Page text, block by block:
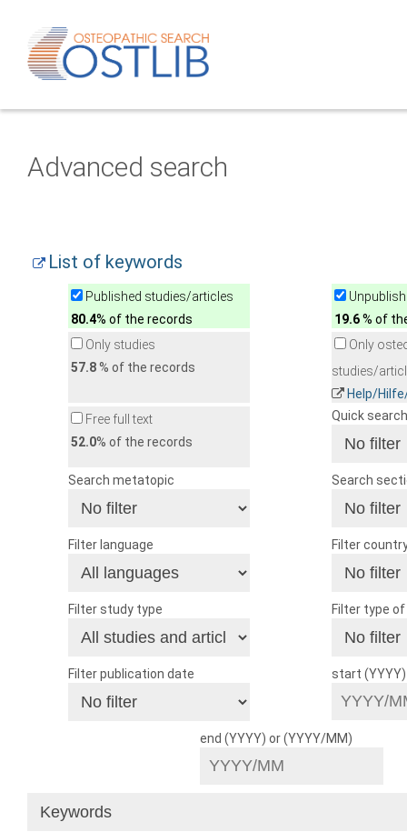
Advanced search
List of keywords
Published studies/articles
80.4% of the records
19.6% of
Only studies
57.8% of the records
Only
studies/
Help/
Free full text
52.0% of the records
Quick search
Search metatopic Search
Filter language Filter
Filter study type Filter type
Filter publication date start
end (YYYY) or (YYYY/MM)